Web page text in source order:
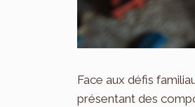
Face aux défis
présentant des